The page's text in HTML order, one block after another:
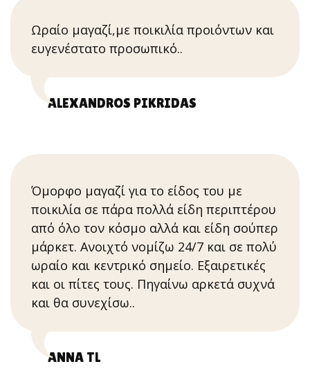
Ωραίο μαγαζί,με ποικιλία προιόντων και
ευγενέστατο προσωπικό..
ALEXANDROS PIKRIDAS
Όμορφο μαγαζί για το είδος του με
ποικιλία σε πάρα πολλά είδη περιπτέρου
από όλο τον κόσμο αλλά και είδη σούπερ
μάρκετ. Ανοιχτό νομίζω 24/7 και σε πολύ
ωραίο και κεντρικό σημείο. Εξαιρετικές
και οι πίτες τους. Πηγαίνω αρκετά συχνά
και θα συνεχίσω..
ANNA TL